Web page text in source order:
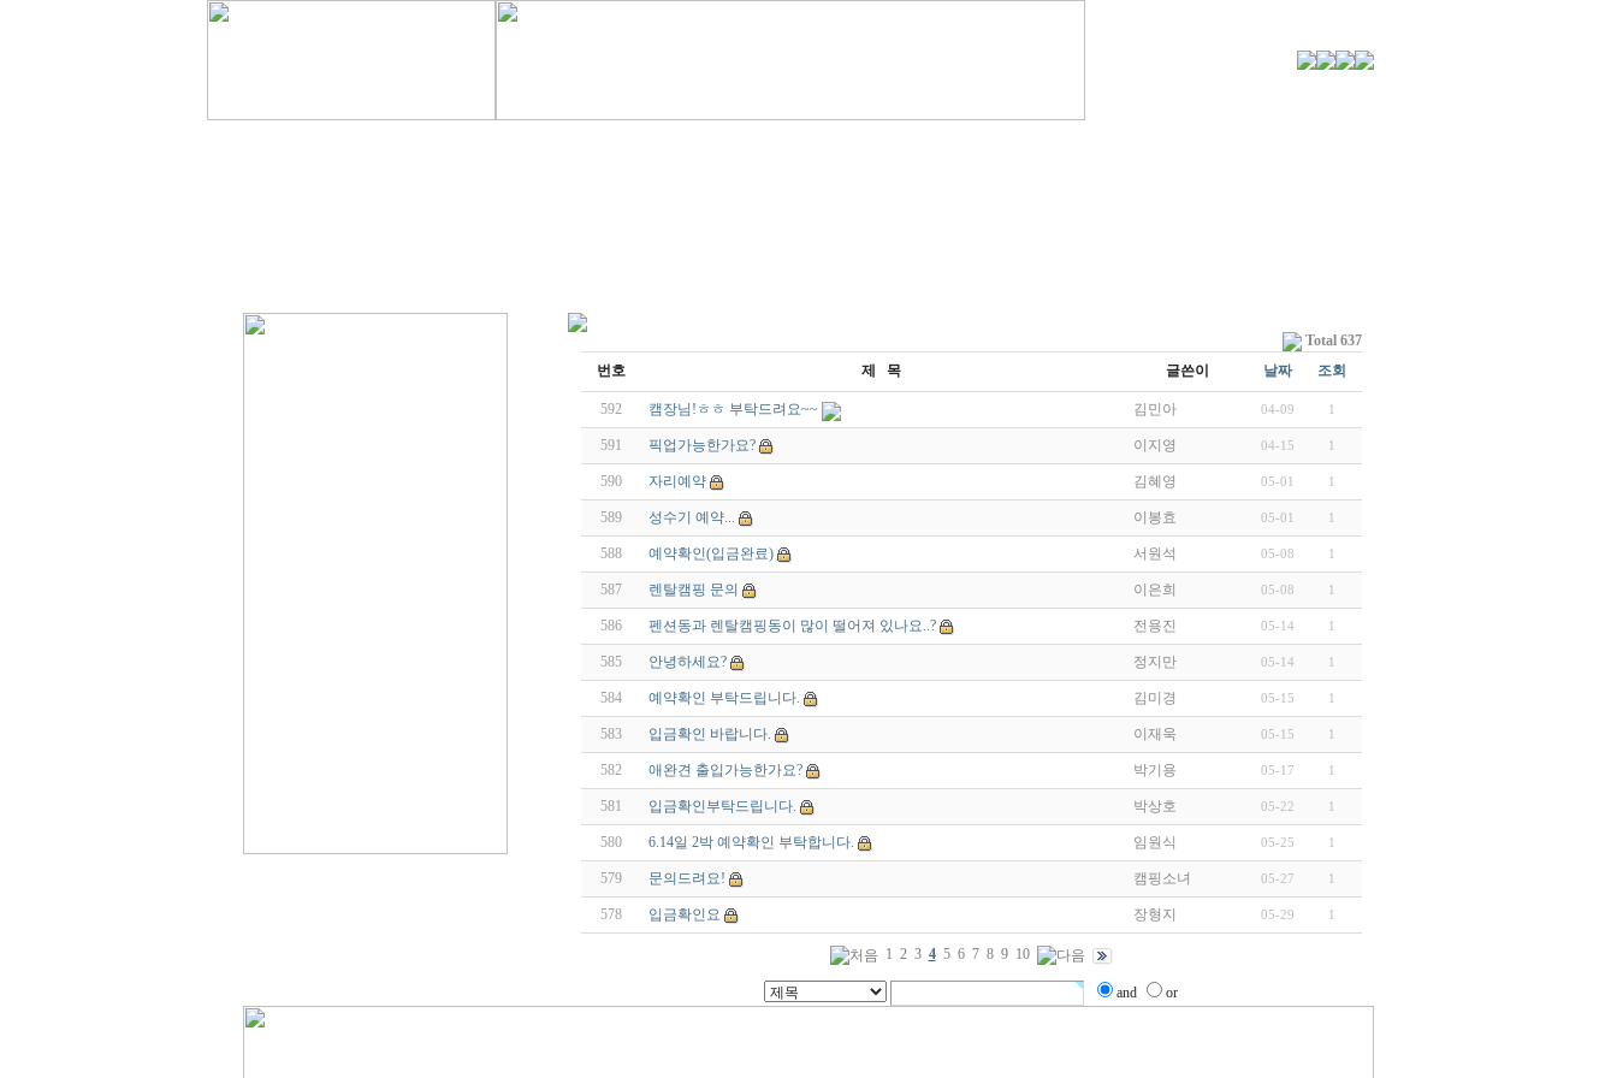
Total 637
번호
제 목 글쓴이 날짜 조회
592 캠장님!ㅎㅎ 부탁드려요~~ 김민아 04-09 1
591 픽업가능한가요? 이지영 04-15 1
590 자리예약 김혜영 05-01 1
589 성수기 예약... 이봉효 05-01 1
588 예약확인(입금완료) 서원석 05-08 1
587 렌탈캠핑 문의 이은희 05-08 1
586 펜션동과 렌탈캠핑동이 많이 떨어져 있나요..? 전용진 05-14 1
585 안녕하세요? 정지만 05-14 1
584 예약확인 부탁드립니다. 김미경 05-15 1
583 입금확인 바랍니다. 이재욱 05-15 1
582 애완견 출입가능한가요? 박기용 05-17 1
581 입금확인부탁드립니다. 박상호 05-22 1
580 6.14일 2박 예약확인 부탁합니다. 임원식 05-25 1
579 문의드려요! 캠핑소녀 05-27 1
578 입금확인요 장형지 05-29 1
1 2 3 4 5 6 7 8 9 10
and or